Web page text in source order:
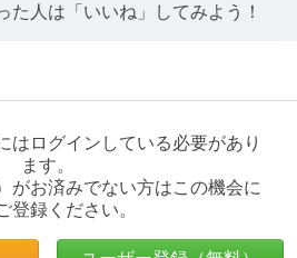
た人は「いいね」してみよう！
はログインしている必要があり
ます。
がお済みでない方はこの機会に
登録ください。